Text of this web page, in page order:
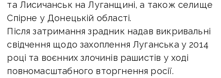
та Лисичанськ на Луганщині, а також селище
Спірне у Донецькій області.
Після затримання зрадник надав викривальні
свідчення щодо захоплення Луганська у 2014
році та воєнних злочинів рашистів у ході
повномасштабного вторгнення росії.